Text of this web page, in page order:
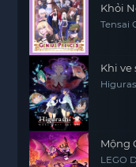
Khỏi
Tensai
Debt
Khi ve
Mộng
LEGO